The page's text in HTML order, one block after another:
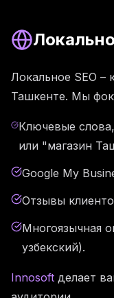
Локальное SEO –
Ташкенте. Мы
Ключевые
или "магазин
Google My
Отзывы
Многоязычная
узбекский).
Innosoft делает